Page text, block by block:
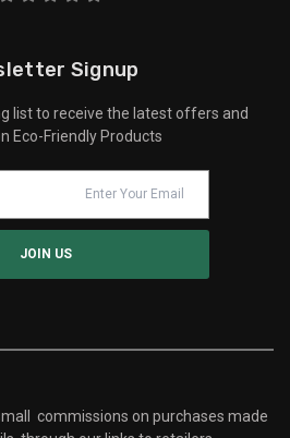
Signup
list to receive the latest offers and
Eco-Friendly Products.
commissions on purchases made